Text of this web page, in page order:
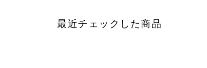
最近チェックした商品